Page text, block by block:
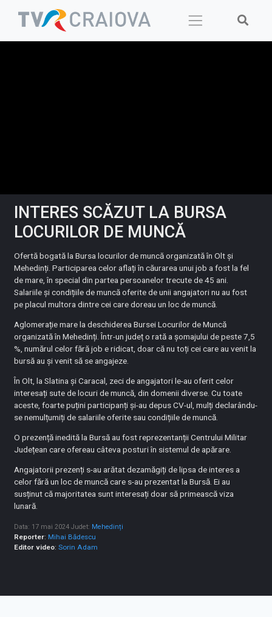
INTERES SCĂZUT LA BURSA
LOCURILOR DE MUNCĂ
Ofertă bogată la Bursa locurilor de muncă organizată în Olt și
Mehedinți. Participarea celor aflați în căurarea unui job a fost la fel
de mare, în special din partea persoanelor trecute de 45 ani.
Salariile și condițiile de muncă oferite de unii angajatori nu au fost
pe placul multora dintre cei care doreau un loc de muncă.
Aglomerație mare la deschiderea Bursei Locurilor de Muncă
organizată în Mehedinți. Într-un județ o rată a șomajului de peste 7,5
%, numărul celor fără job e ridicat, doar că nu toți cei care au venit la
bursă au și venit să se angajeze.
În Olt, la Slatina și Caracal, zeci de angajatori le-au oferit celor
interesați sute de locuri de muncă, din domenii diverse. Cu toate
aceste, foarte puțini participanți și-au depus CV-ul, mulți declarându-
se nemulțumiți de salariile oferite sau condițiile de muncă.
O prezență inedită la Bursă au fost reprezentanții Centrului Militar
Județean care ofereau câteva posturi în sistemul de apărare.
Angajatorii prezenți s-au arătat dezamăgiți de lipsa de interes a
celor fără un loc de muncă care s-au prezentat la Bursă. Ei au
susținut că majoritatea sunt interesați doar să primească viza
lunară.
Data: 17 mai 2024 Judet: Mehedinți
Reporter: Mihai Bădescu
Editor video:Sorin Adam